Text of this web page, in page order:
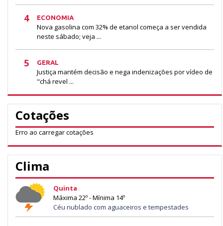
4 ECONOMIA
Nova gasolina com 32% de etanol começa a ser vendida
neste sábado; veja ...
5 GERAL
Justiça mantém decisão e nega indenizações por vídeo de
"chá revel ...
Cotações
Erro ao carregar cotações
Clima
Quinta
Máxima 22º - Mínima 14º
Céu nublado com aguaceiros e tempestades